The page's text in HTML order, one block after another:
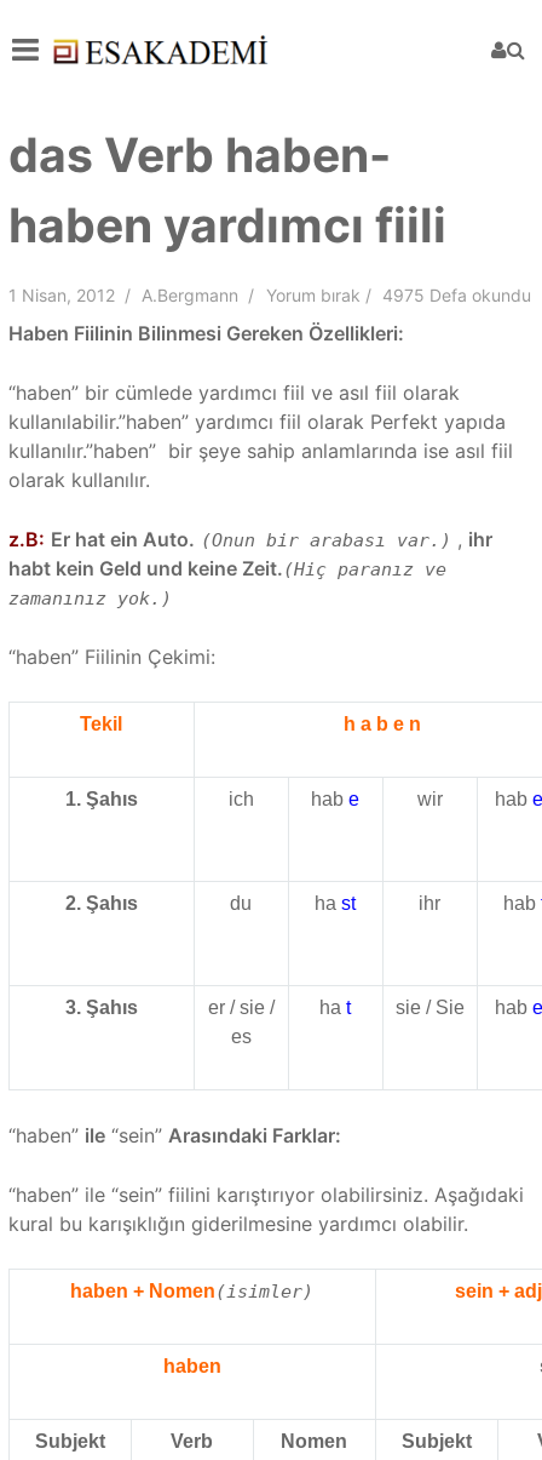
das Verb haben-
haben yardımcı fiili
1 Nisan, 2012 A.Bergmann Yorum bırak 4975 Defa okundu
Haben Fiilinin Bilinmesi Gereken Özellikleri:
“haben” bir cümlede yardımcı fiil ve asıl fiil olarak
kullanılabilir.”haben” yardımcı fiil olarak Perfekt yapıda
kullanılır.”haben” bir şeye sahip anlamlarında ise asıl fiil
olarak kullanılır.
z.B: Er hat ein Auto. (Onun bir arabası var.) , ihr
habt kein Geld und keine Zeit.(Hiç paranız ve
zamanınız yok.)
“haben” Fiilinin Çekimi:
Tekil h a b e n
1. Şahıs ich habe wir hab
2. Şahıs du hast ihr hab
3. Şahıs
er / sie /
es
hat sie / Sie hab
“haben” ile“sein” Arasındaki Farklar:
“haben” ile “sein” fiilini karıştırıyor olabilirsiniz. Aşağıdaki
kural bu karışıklığın giderilmesine yardımcı olabilir.
haben + Nomen(isimler) sein +
haben
Subjekt Verb Nomen Subjekt